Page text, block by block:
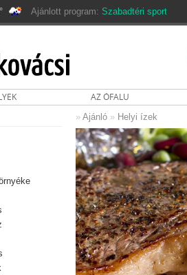
Ajánlott program: Szabadtéri sport
AZ ÓFALU
» Ajánló » Helyi ízek